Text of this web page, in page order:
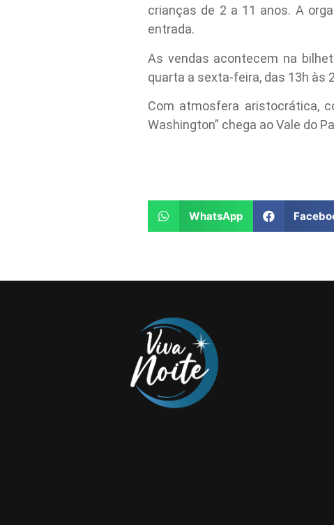
crianças de 2 a 11 anos. A
entrada.
As vendas acontecem na
quarta a sexta-feira, das 13h às
Com atmosfera aristocrática,
Washington” chega ao Vale do
WhatsApp